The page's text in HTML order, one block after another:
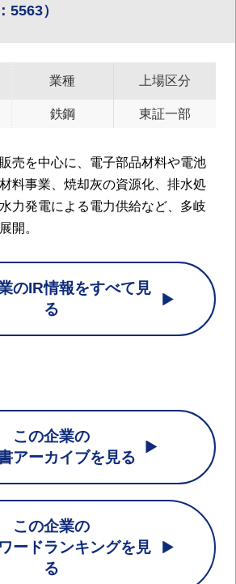
5563）
業種
鉄鋼
上場区分
東証一部
売を中心に、電子部品材料や電池
料事業、焼却灰の資源化、排水処
力発電による電力供給など、多岐
開。
のIR情報をすべて見
る
この企業の
アーカイブを見る
この企業の
ードランキングを見
る